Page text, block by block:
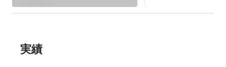
実績